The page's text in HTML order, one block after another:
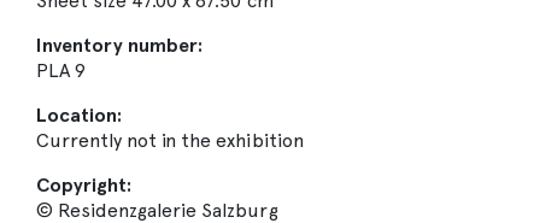
Inventory number:
PLA 9
Location:
Currently not in the exhibition
Copyright:
© Residenzgalerie Salzburg